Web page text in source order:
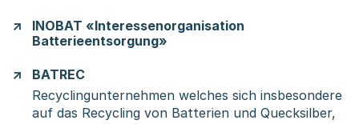
INOBAT «Interessenorganisation
Batterieentsorgung»
BATREC
Recyclingunternehmen welches sich insbesondere
auf das Recycling von Batterien und Quecksilber,